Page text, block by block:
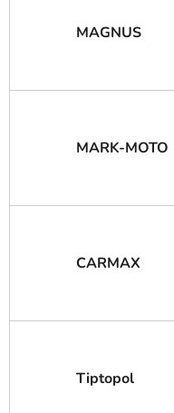
MAGNUS
MARK-MOTO
CARMAX
Tiptopol